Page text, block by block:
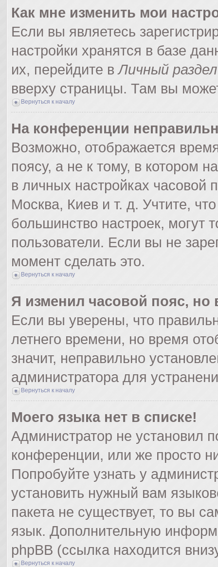
Как мне изменить мои
Если вы являетесь
настройки хранятся в базе
их, перейдите вЛичный раздел
вверху страницы. Там вы
Вернуться к началу
На конференции
Возможно, отображается
поясу, а не к тому, в котором
в личных настройках часовой
Москва, Киев и т. д. Учтите,
большинство настроек, могут
пользователи. Если вы не
момент сделать это.
Вернуться к началу
Я изменил часовой пояс,
Если вы уверены, что
летнего времени, но время
значит, неправильно
администратора для
Вернуться к началу
Моего языка нет в списке!
Администратор не установил
конференции, или же просто
Попробуйте узнать у
установить нужный вам
пакета не существует, то вы
язык. Дополнительную
phpBB (ссылка находится
Вернуться к началу